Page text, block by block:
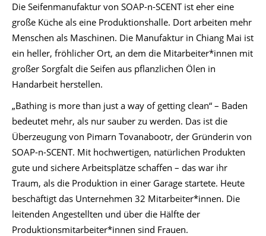
Die Seifenmanufaktur von SOAP-n-SCENT ist eher eine
große Küche als eine Produktionshalle. Dort arbeiten mehr
Menschen als Maschinen. Die Manufaktur in Chiang Mai ist
ein heller, fröhlicher Ort, an dem die Mitarbeiter*innen mit
großer Sorgfalt die Seifen aus pflanzlichen Ölen in
Handarbeit herstellen.
„Bathing is more than just a way of getting clean“ – Baden
bedeutet mehr, als nur sauber zu werden. Das ist die
Überzeugung von Pimarn Tovanabootr, der Gründerin von
SOAP-n-SCENT. Mit hochwertigen, natürlichen Produkten
gute und sichere Arbeitsplätze schaffen – das war ihr
Traum, als die Produktion in einer Garage startete. Heute
beschäftigt das Unternehmen 32 Mitarbeiter*innen. Die
leitenden Angestellten und über die Hälfte der
Produktionsmitarbeiter*innen sind Frauen.